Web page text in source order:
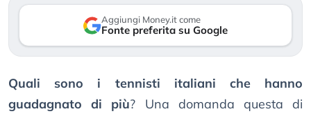
Aggiungi Money.it come
Fonte preferita su Google
Quali sono i tennisti italiani che hanno
guadagnato di più? Una domanda questa di